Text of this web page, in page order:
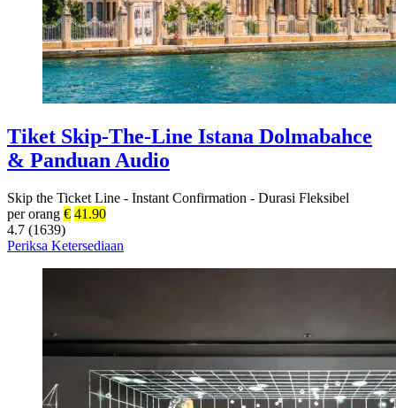
Tiket Skip-The-Line Istana Dolmabahce
& Panduan Audio
Skip the Ticket Line - Instant Confirmation - Durasi Fleksibel
per orang € 41.90
4.7 (1639)
Periksa Ketersediaan